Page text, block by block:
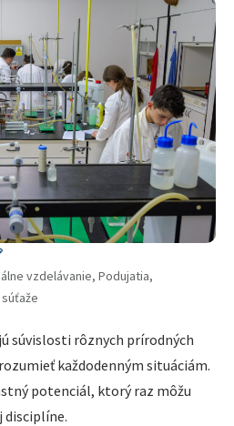
vzdelávanie, Podujatia,
súvislosti rôznych prírodných
každodenným situáciám.
potenciál, ktorý raz môžu
disciplíne.